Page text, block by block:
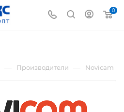
0
— Производители — Novicam